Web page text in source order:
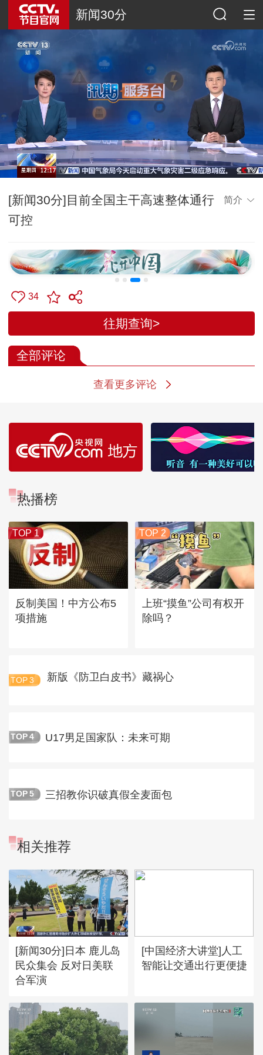
新闻30分
[新闻30分]目前全国主干高速整体通行
可控
简介
34
往期查询>
全部评论
查看更多评论
热播榜
TOP 1
反制美国！中方公布5
项措施
TOP 2
上班“摸鱼”公司有权开
除吗？
TOP 3 新版《防卫白皮书》藏祸心
TOP 4 U17男足国家队：未来可期
TOP 5 三招教你识破真假全麦面包
相关推荐
[新闻30分]日本 鹿儿岛
民众集会 反对日美联
合军演
[中国经济大讲堂]人工
智能让交通出行更便捷